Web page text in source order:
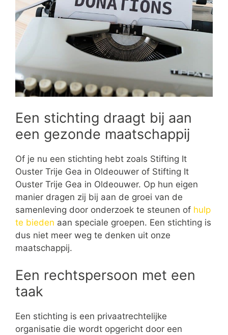
Een stichting draagt bij aan
een gezonde maatschappij
Of je nu een stichting hebt zoals Stifting It
Ouster Trije Gea in Oldeouwer of Stifting It
Ouster Trije Gea in Oldeouwer. Op hun eigen
manier dragen zij bij aan de groei van de
samenleving door onderzoek te steunen of hulp
te bieden aan speciale groepen. Een stichting is
dus niet meer weg te denken uit onze
maatschappij.
Een rechtspersoon met een
taak
Een stichting is een privaatrechtelijke
organisatie die wordt opgericht door een